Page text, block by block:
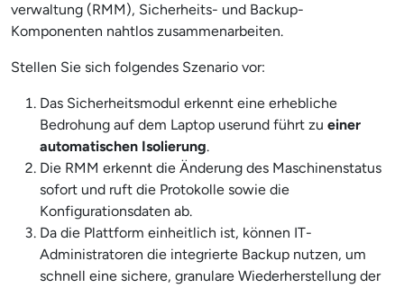
verwaltung (RMM), Sicherheits- und Backup-
Komponenten nahtlos zusammenarbeiten.
Stellen Sie sich folgendes Szenario vor:
Das Sicherheitsmodul erkennt eine erhebliche
Bedrohung auf dem Laptop userund führt zu einer
automatischen Isolierung.
Die RMM erkennt die Änderung des Maschinenstatus
sofort und ruft die Protokolle sowie die
Konfigurationsdaten ab.
Da die Plattform einheitlich ist, können IT-
Administratoren die integrierte Backup nutzen, um
schnell eine sichere, granulare Wiederherstellung der